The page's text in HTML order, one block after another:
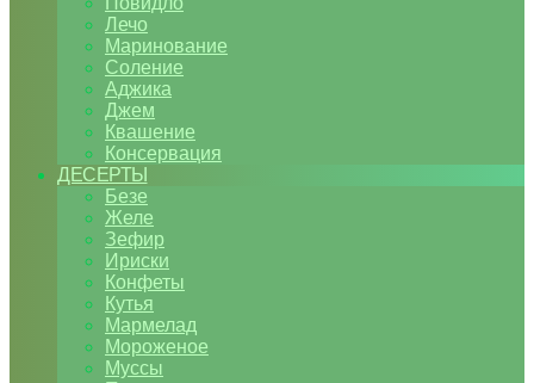
Лечо
Маринование
Соление
Аджика
Джем
Квашение
Консервация
ДЕСЕРТЫ
Безе
Желе
Зефир
Ириски
Конфеты
Кутья
Мармелад
Мороженое
Муссы